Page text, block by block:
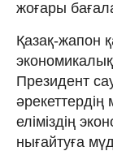
жоғары
Қазақ-жапон
Президент
әрекеттердің
еліміздің
нығайтуға